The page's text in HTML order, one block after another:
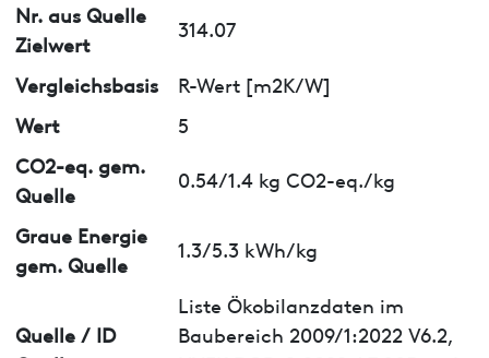
Nr. aus Quelle
Zielwert
314.07
Vergleichsbasis
R-Wert [m2K/W]
Wert
5
CO2-eq. gem.
Quelle
0.54/1.4 kg CO2-eq./kg
Graue Energie
gem. Quelle
1.3/5.3 kWh/kg
Quelle / ID
Liste Ökobilanzdaten im
Baubereich 2009/1:2022 V6.2,